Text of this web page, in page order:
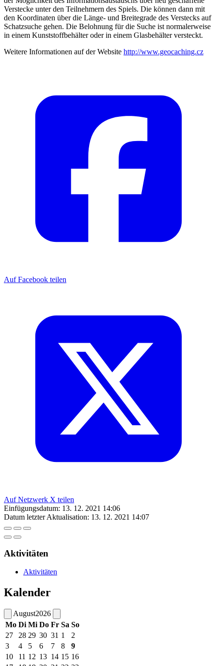
Verstecke unter den Teilnehmern des Spiels. Die können dann mit
den Koordinaten über die Länge- und Breitegrade des Verstecks auf
Schatzsuche gehen. Die Belohnung für die Suche ist normalerweise
in einem Kunststoffbehälter oder in einem Glasbehälter versteckt.
Weitere Informationen auf der Website http://www.geocaching.cz
Auf Facebook teilen
Auf Netzwerk X teilen
Einfügungsdatum: 13. 12. 2021 14:06
Datum letzter Aktualisation: 13. 12. 2021 14:07
Aktivitäten
Aktivitäten
Kalender
August2026
Mo Di Mi Do Fr Sa So
27
28 29 30 31 1
2
3
4 5 6 7 8
9
10
11 12 13 14 15 16